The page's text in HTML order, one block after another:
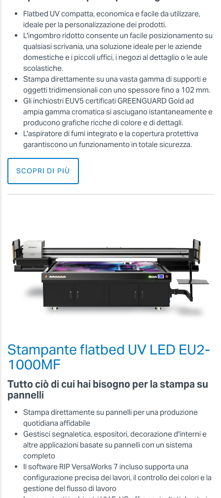
Flatbed UV compatta, economica e facile da utilizzare,
ideale per la personalizzazione dei prodotti.
L'ingombro ridotto consente un facile posizionamento su
qualsiasi scrivania, una soluzione ideale per le aziende
domestiche e i piccoli uffici, i negozi al dettaglio o le aule
scolastiche.
Stampa direttamente su una vasta gamma di supporti e
oggetti tridimensionali con uno spessore fino a 102 mm.
Gli inchiostri EUV5 certificati GREENGUARD Gold ad
ampia gamma cromatica si asciugano istantaneamente e
producono grafiche ricche di colore e di dettagli.
L'aspiratore di fumi integrato e la copertura protettiva
garantiscono un funzionamento in totale sicurezza.
SCOPRI DI PIÙ
Stampante flatbed UV LED EU2-
1000MF
Tutto ciò di cui hai bisogno per la stampa su
pannelli
Stampa direttamente su pannelli per una produzione
quotidiana affidabile
Gestisci segnaletica, espositori, decorazione d'interni e
altre applicazioni basate su pannelli con un sistema
completo
Il software RIP VersaWorks 7 incluso supporta una
configurazione precisa dei lavori, il controllo dei colori e la
gestione del flusso di lavoro